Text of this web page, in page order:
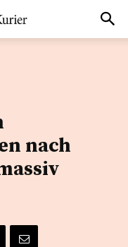
nach